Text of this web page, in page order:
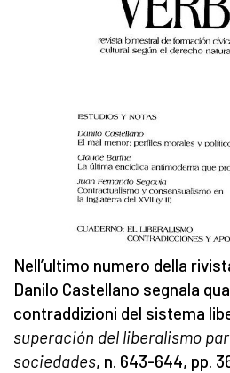
Nell’ultimo numero della
Danilo Castellano segnala
contraddizioni del sistema
superación del liberalismo
sociedades, n. 643-644, pp.